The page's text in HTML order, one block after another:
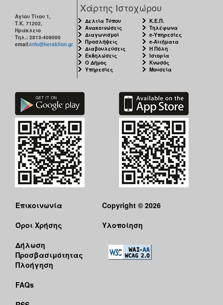
Αγίου Τίτου 1,
Τ.Κ. 71202,
Ηράκλειο
Τηλ.: 2813-409000
email:info@heraklion.gr
Χάρτης Ιστοχώρου
Δελτία Τύπου
Ανακοινώσεις
Διαγωνισμοί
Προσλήψεις
Διαβουλεύσεις
Εκδηλώσεις
Ο Δήμος
Υπηρεσίες
Κ.Ε.Π.
Τηλέφωνα
e-Υπηρεσίες
e-Αιτήματα
Η Πόλη
Ιστορία
Κνωσός
Μουσεία
Επικοινωνία
Όροι Χρήσης
Δήλωση
Προσβασιμότητας
Πλοήγηση
FAQs
Copyright © 2026
Υλοποίηση